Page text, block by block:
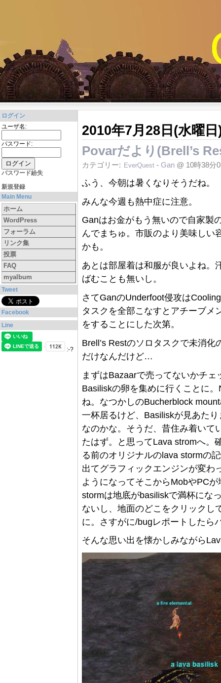
ログイン
ユーザ名:
パスワード:
パスワード紛失
新規登録
Main Menu
ホーム
WordPress
フォーラム
リンク集
投票
FAQ
myalbum
Tweet
Facebook
Line
:-?
2010年7月28日(水曜日
Povarだより(Brell’s
カテゴリー: EverQuest - Gan @ 10時38分
ふう、今朝は暑くなりそうだね。
みんな今週も熱中症に注意。
Ganはお金がもう無いので自家製
んでまちゅ。市販のより美味しい
かも。
あとは部屋着は和服が良いよね。
ばむことも無いし。
さてGanのUnderfoot侵攻は
タスクを全部こなすとアチーブメ
をすることにした次第。
Brell’s Restのソロタスクで未消
だけなんだけど…
まずはBazaarで売ってないかチ
Basiliskの卵を集めに行くことに
ね。なつかしのBucherblock
一杯居るけど、Basiliskが見あた
なのかな。そうだ、昔住み着いて
たはず。と思ってLava stromへ。
る前のオリジナルのlava stormの
出てグラフィックエンジンが変わ
ようになってそこからMobやPC
stormは地底がbasiliskで満杯にな
ないし、地面のどこをクリックし
に。さすがに/bugレポートしたら
そんな思い出を懐かしみながら